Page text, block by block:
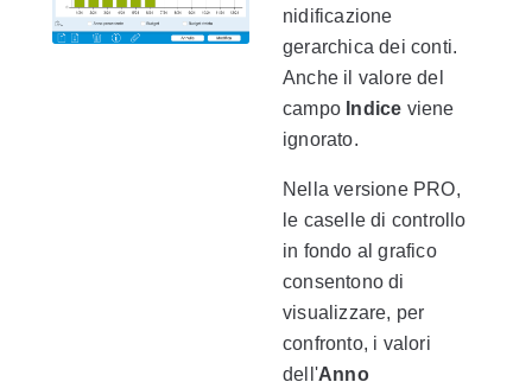
nidificazione
gerarchica dei conti.
Anche il valore del
campo Indice viene
ignorato.
Nella versione PRO,
le caselle di controllo
in fondo al grafico
consentono di
visualizzare, per
confronto, i valori
dell'Anno